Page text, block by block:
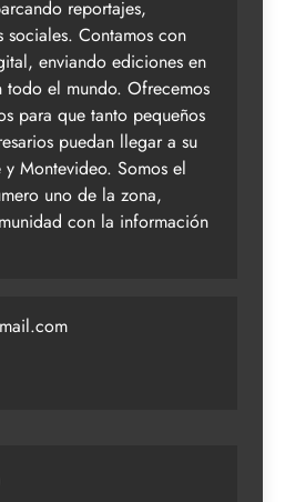
reportajes,
sociales. Contamos con
enviando ediciones en
todo el mundo. Ofrecemos
para que tanto pequeños
puedan llegar a su
y Montevideo. Somos el
uno de la zona,
con la información